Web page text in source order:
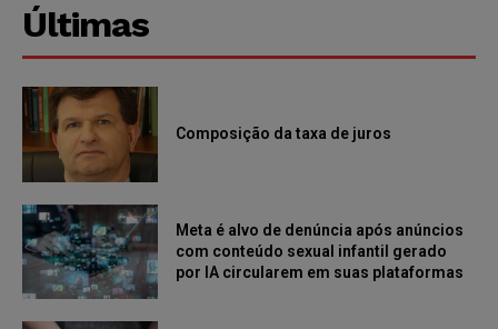
Últimas
Composição da taxa de juros
Meta é alvo de denúncia após anúncios
com conteúdo sexual infantil gerado
por IA circularem em suas plataformas